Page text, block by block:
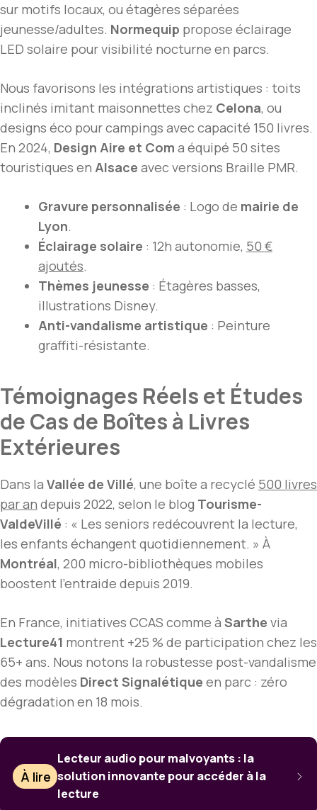
sur motifs locaux, ou étagères séparées
jeunesse/adultes. Normequip propose éclairage
LED solaire pour visibilité nocturne en parcs.
Nous favorisons les intégrations artistiques : toits
inclinés imitant maisonnettes chez Celona, ou
designs éco pour campings avec capacité 150 livres.
En 2024, Design Aire et Com a équipé 50 sites
touristiques en Alsace avec versions Braille PMR.
Gravure personnalisée : Logo de mairie de
Lyon.
Éclairage solaire : 12h autonomie, 50 €
ajoutés.
Thèmes jeunesse : Étagères basses,
illustrations Disney.
Anti-vandalisme artistique : Peinture
graffiti-résistante.
Témoignages Réels et Études
de Cas de Boîtes à Livres
Extérieures
Dans la Vallée de Villé, une boîte a recyclé 500 livres
par an depuis 2022, selon le blog Tourisme-
ValdeVillé : « Les seniors redécouvrent la lecture,
les enfants échangent quotidiennement. » À
Montréal, 200 micro-bibliothèques mobiles
boostent l’entraide depuis 2019.
En France, initiatives CCAS comme à Sarthe via
Lecture41 montrent +25 % de participation chez les
65+ ans. Nous notons la robustesse post-vandalisme
des modèles Direct Signalétique en parc : zéro
dégradation en 18 mois.
À lire
Lecteur audio pour malvoyants : la
solution innovante pour accéder à la
lecture